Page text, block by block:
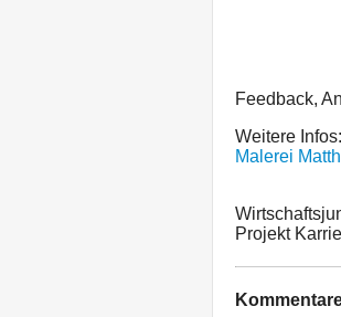
Feedback,
Weitere Infos:
Malerei
Projekt